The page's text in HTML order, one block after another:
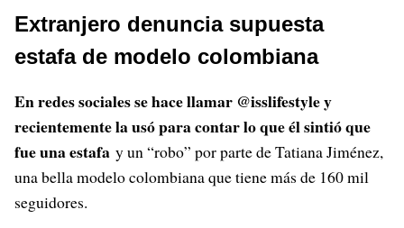
Extranjero denuncia supuesta
estafa de modelo colombiana
En redes sociales se hace llamar @isslifestyle y
recientemente la usó para contar lo que él sintió que
fue una estafa y un “robo” por parte de Tatiana Jiménez,
una bella modelo colombiana que tiene más de 160 mil
seguidores.